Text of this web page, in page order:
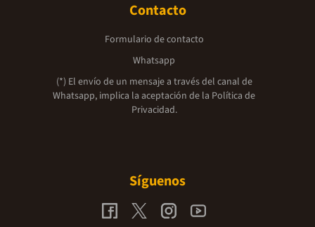
Contacto
Formulario de contacto
Whatsapp
(*) El envío de un mensaje a través del canal de
Whatsapp, implica la aceptación de la Política de
Privacidad.
Síguenos